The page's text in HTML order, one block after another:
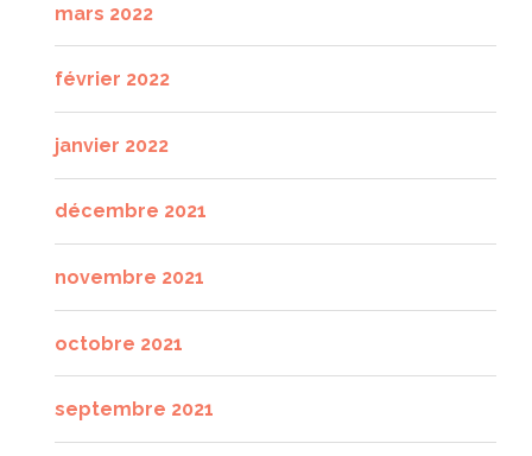
mars 2022
février 2022
janvier 2022
décembre 2021
novembre 2021
octobre 2021
septembre 2021